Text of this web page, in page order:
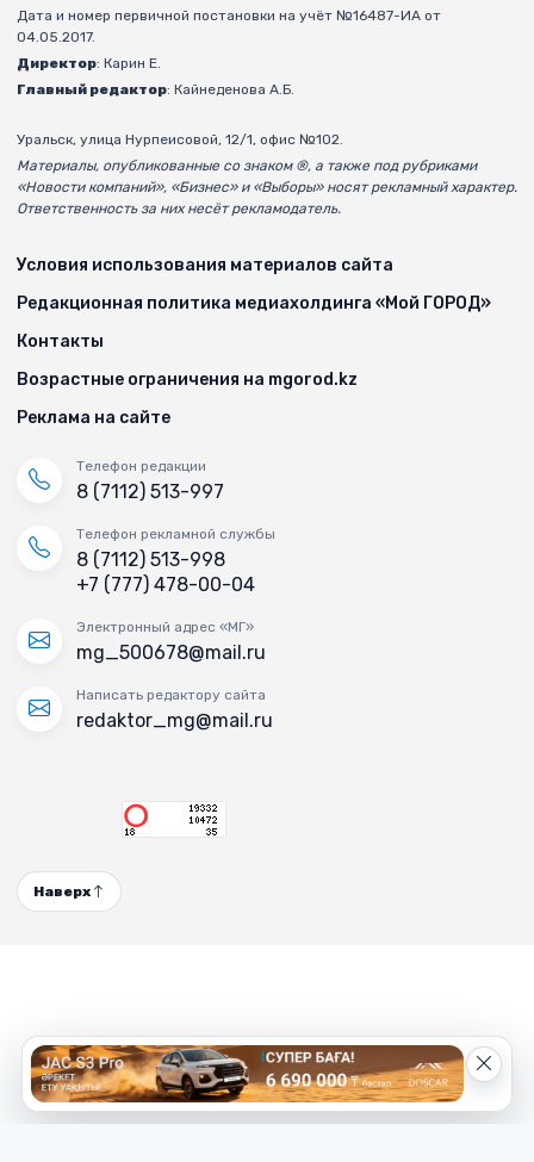
Дата и номер первичной постановки на учёт №16487-ИА от
04.05.2017.
Директор: Карин Е.
Главный редактор: Кайнеденова А.Б.
Уральск, улица Нурпеисовой, 12/1, офис №102.
Материалы, опубликованные со знаком ®, а также под рубриками
«Новости компаний», «Бизнес» и «Выборы» носят рекламный характер.
Ответственность за них несёт рекламодатель.
Условия использования материалов сайта
Редакционная политика медиахолдинга «Мой ГОРОД»
Контакты
Возрастные ограничения на mgorod.kz
Реклама на сайте
Телефон редакции
8 (7112) 513-997
Телефон рекламной службы
8 (7112) 513-998
+7 (777) 478-00-04
Электронный адрес «МГ»
mg_500678@mail.ru
Написать редактору сайта
redaktor_mg@mail.ru
Наверх